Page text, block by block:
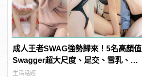
成人王者SWAG強勢歸來！5名高顏值
Swagger超大尺度、足交、雪乳、粉
紅海鮮通通有，親自教你人與人的連
生活話題